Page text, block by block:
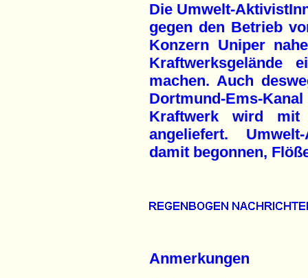
Die Umwelt-
gegen den Betrieb
Konzern Uniper
Kraftwerksgelände
machen. Auch
Dortmund-Ems-
Kraftwerk wird mit
angeliefert.
damit begonnen,
Anmerkungen